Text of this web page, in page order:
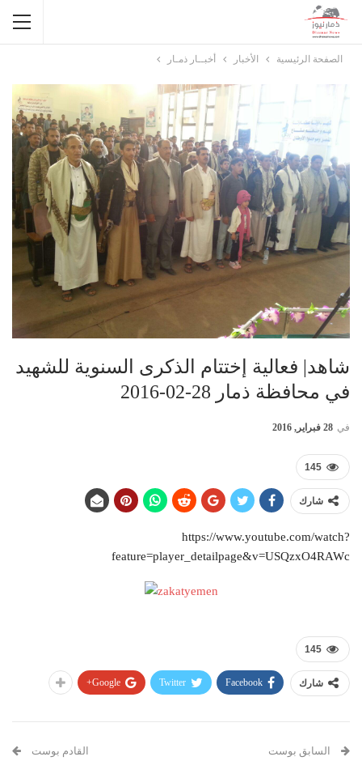
الصفحة الرئيسية الأخبار أخبــار ذمـار
شاهد| فعالية إختتام الذكرى السنوية للشهيد
في محافظة ذمار 28-02-2016
في 28 فبراير, 2016
145
شارك
https://www.youtube.com/watch?
feature=player_detailpage&v=USQzxO4RAWc
145
شارك Facebook
Twitter
Google+
السابق بوست القادم بوست